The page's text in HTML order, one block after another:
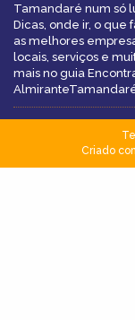
Tamandaré num só
Dicas, onde ir, o que
as melhores
locais, serviços e
mais no guia
Criado